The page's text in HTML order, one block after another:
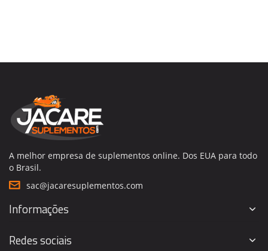
A melhor empresa de suplementos online. Dos EUA para todo
o Brasil.
sac@jacaresuplementos.com
Informações
Redes sociais